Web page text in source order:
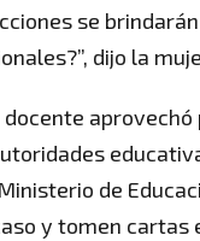
se
dijo la
docente
de
y tomen cartas